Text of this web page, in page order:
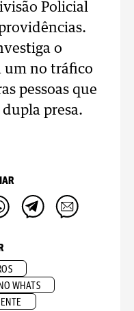
Policial
o
um no tráfico
pessoas que
presa.
WHATS